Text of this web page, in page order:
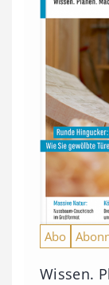
Abo
Wissen.